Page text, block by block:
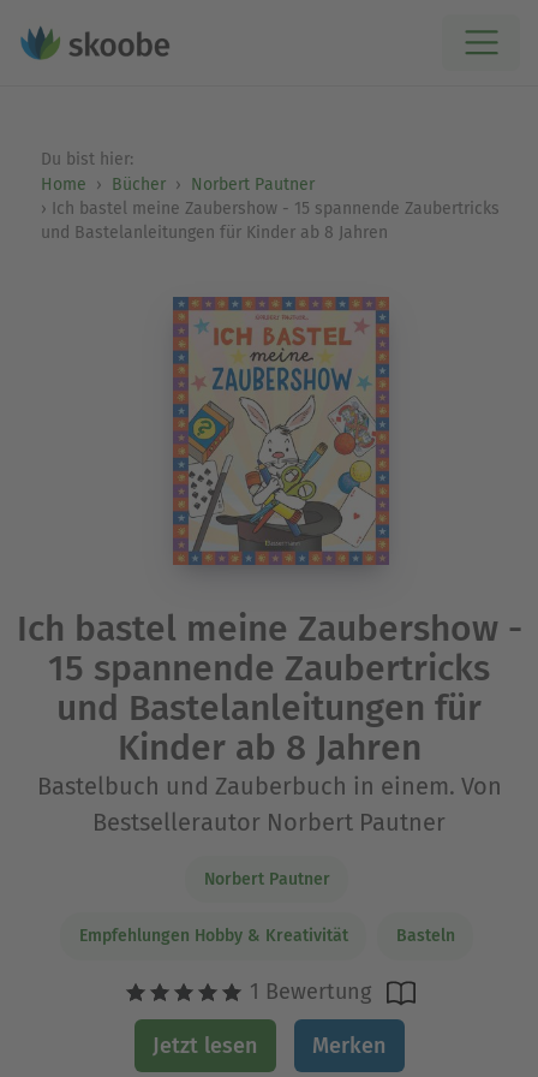
Du bist hier:
Home
Bücher
Norbert Pautner
Ich bastel meine Zaubershow - 15 spannende Zaubertricks
und Bastelanleitungen für Kinder ab 8 Jahren
Ich bastel meine Zaubershow -
15 spannende Zaubertricks
und Bastelanleitungen für
Kinder ab 8 Jahren
Bastelbuch und Zauberbuch in einem. Von
Bestsellerautor Norbert Pautner
Norbert Pautner
Empfehlungen Hobby & Kreativität Basteln
1 Bewertung
Jetzt lesen Merken